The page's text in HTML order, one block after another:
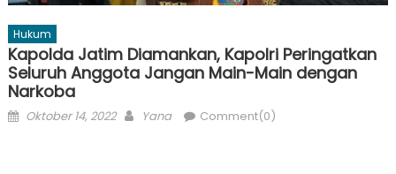
Hukum
Kapolda Jatim Diamankan, Kapolri Peringatkan
Seluruh Anggota Jangan Main-Main dengan
Narkoba
Posted
Oktober 14, 2022 Author
Yana Comment(0)